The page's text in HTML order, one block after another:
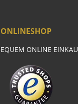
ONLINE